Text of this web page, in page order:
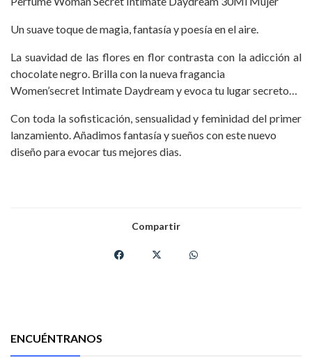
Un suave toque de magia, fantasía y poesía en el aire.
La suavidad de las flores en flor contrasta con la adicción al
chocolate negro. Brilla con la nueva fragancia
Women’secret Intimate Daydream y evoca tu lugar secreto…
Con toda la sofisticación, sensualidad y feminidad del primer
lanzamiento. Añadimos fantasía y sueños con este nuevo
diseño para evocar tus mejores dias.
Compartir
ENCUÉNTRANOS